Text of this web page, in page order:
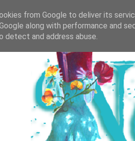
from Google to deliver its
along with performance and
detect and address abuse.